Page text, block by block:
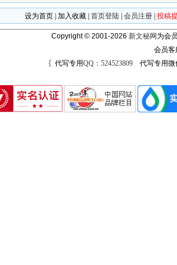
设为首页 加入收藏 首页登陆 会员注册 投稿
Copyright © 2001-2026 新文秘网 为会
会员
〖代写专用QQ：524523809代写专用微